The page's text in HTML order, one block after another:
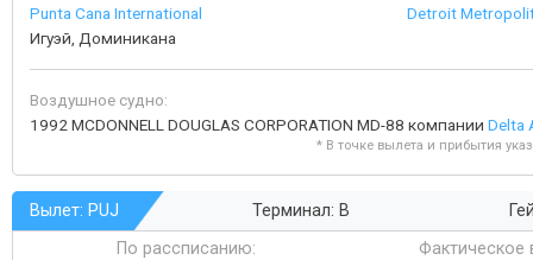
Punta Cana International
Игуэй, Доминикана
Detroit
Воздушное судно:
1992 MCDONNELL DOUGLAS CORPORATION MD-88 компании Delta
* В точке вылета и прибытия
Вылет: PUJ Терминал: B
По рассписанию:
Фактическое